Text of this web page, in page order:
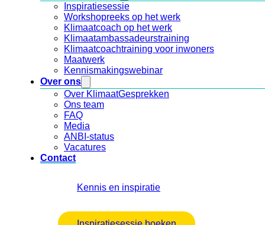
Inspiratiesessie
Workshopreeks op het werk
Klimaatcoach op het werk
Klimaatambassadeurstraining
Klimaatcoachtraining voor inwoners
Maatwerk
Kennismakingswebinar
Over ons
Over KlimaatGesprekken
Ons team
FAQ
Media
ANBI-status
Vacatures
Contact
Kennis en inspiratie